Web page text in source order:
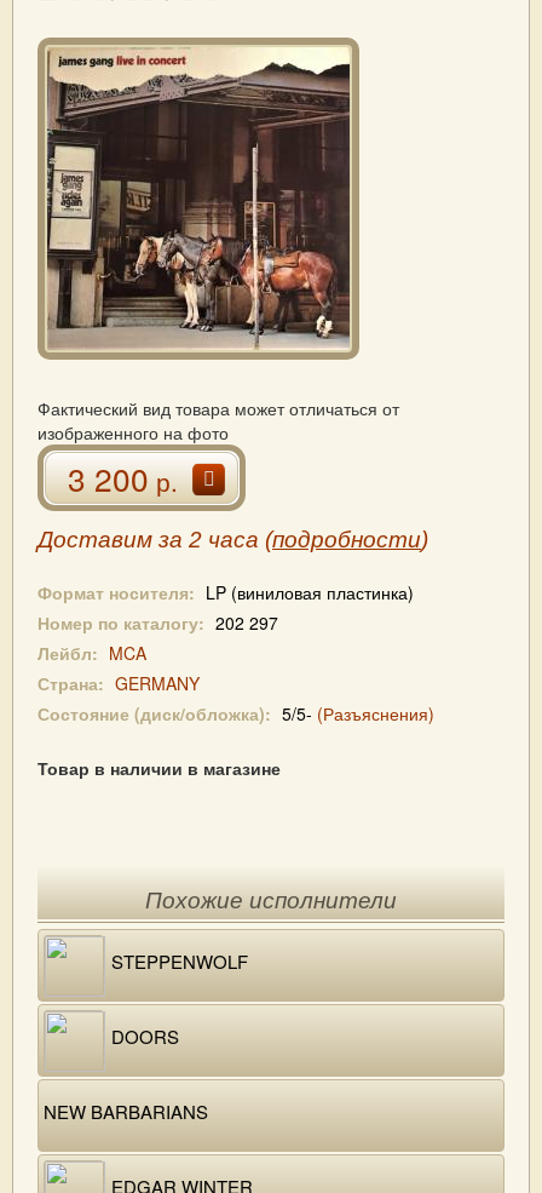
Фактический вид товара может отличаться от
изображенного на фото
3 200р.
Доставим за 2 часа (подробности)
Формат носителя: LP (виниловая пластинка)
Номер по каталогу: 202 297
Лейбл: MCA
Страна: GERMANY
Состояние (диск/обложка): 5/5- (Разъяснения)
Товар в наличии в магазине
Похожие исполнители
STEPPENWOLF
DOORS
NEW BARBARIANS
EDGAR WINTER